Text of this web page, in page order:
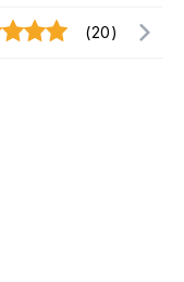
(20)